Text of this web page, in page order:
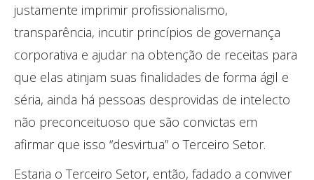
justamente imprimir profissionalismo,
transparência, incutir princípios de governança
corporativa e ajudar na obtenção de receitas para
que elas atinjam suas finalidades de forma ágil e
séria, ainda há pessoas desprovidas de intelecto
não preconceituoso que são convictas em
afirmar que isso “desvirtua” o Terceiro Setor.
Estaria o Terceiro Setor, então, fadado a conviver